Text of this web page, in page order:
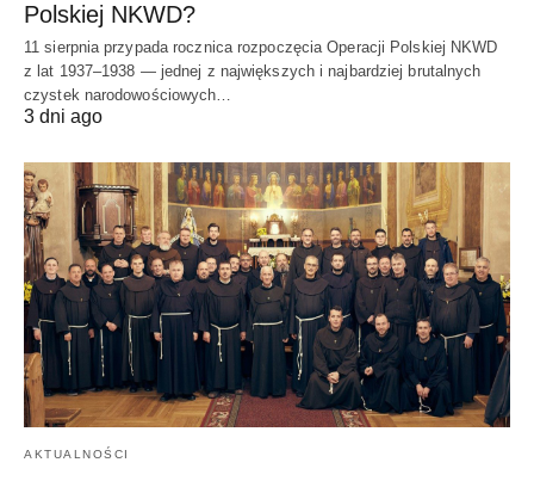
Polskiej NKWD?
11 sierpnia przypada rocznica rozpoczęcia Operacji Polskiej NKWD
z lat 1937–1938 — jednej z największych i najbardziej brutalnych
czystek narodowościowych…
3 dni ago
AKTUALNOŚCI